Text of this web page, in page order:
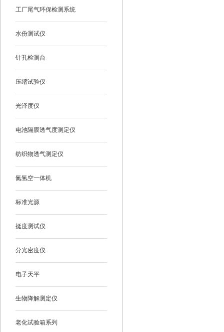
工厂尾气环保检测系统
水份测试仪
针孔检测台
压缩试验仪
光泽度仪
电池隔膜透气度测定仪
纺织物透气测定仪
氮氢空一体机
标准光源
挺度测试仪
分光密度仪
电子天平
生物降解测定仪
老化试验箱系列